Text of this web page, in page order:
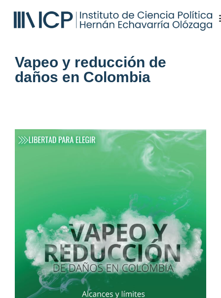
Vapeo y reducción de
daños en Colombia